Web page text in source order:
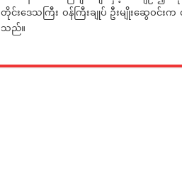
တိုင်းဒေသကြီး ဝန်ကြီးချုပ် ဦးမျိုးဆွေဝင်
သည်။